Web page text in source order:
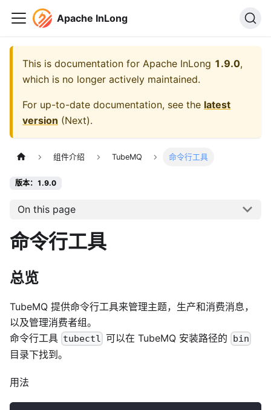
Apache InLong
This is documentation for Apache InLong 1.9.0,
which is no longer actively maintained.
For up-to-date documentation, see the latest
version (Next).
组件介绍 TubeMQ 命令行工具
版本：1.9.0
On this page
命令行工具
总览
TubeMQ 提供命令行工具来管理主题，生产和消费消息，
以及管理消费者组。
命令行工具 tubectl 可以在 TubeMQ 安装路径的 bin
目录下找到。
用法